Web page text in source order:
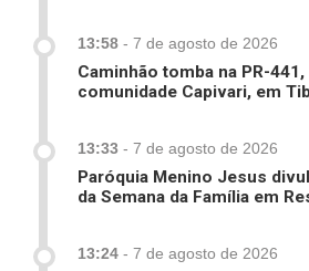
13:58 - 7 de agosto de 2026
Caminhão tomba na PR-
comunidade Capivari, em
13:33 - 7 de agosto de 2026
Paróquia Menino Jesus
da Semana da Família em
13:24 - 7 de agosto de 2026